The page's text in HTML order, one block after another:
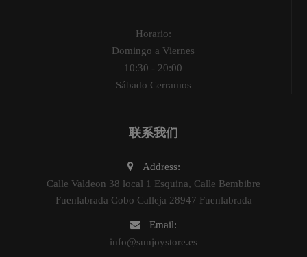
Horario:
Domingo a Viernes
10:30 - 20:00
Sábado Cerramos
联系我们
Address:
Calle Valdeon 38 local 1 Esquina, Calle Bembibre
Fuenlabrada Cobo Calleja 28947 Fuenlabrada
Email:
info@sunjoystore.es